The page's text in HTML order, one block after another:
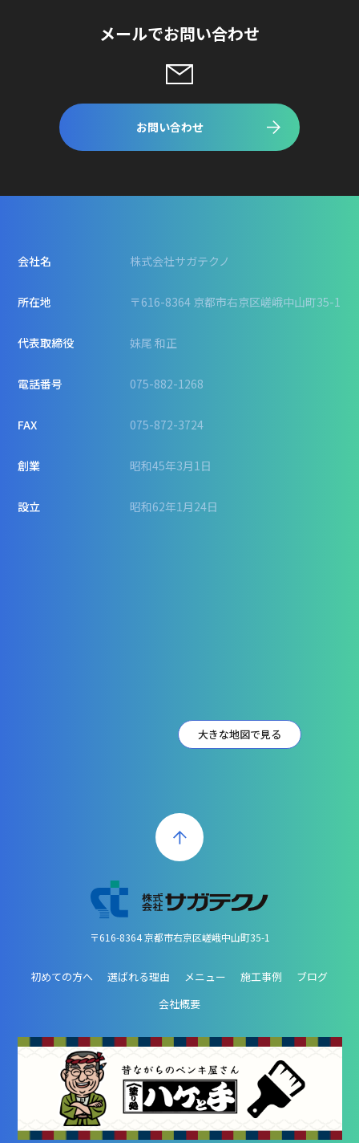
メールでお問い合わせ
お問い合わせ
会社名 株式会社サガテクノ
所在地 〒616-8364 京都市右京区嵯峨中山町35-1
代表取締役 妹尾 和正
電話番号 075-882-1268
FAX 075-872-3724
創業 昭和45年3月1日
設立 昭和62年1月24日
大きな地図で見る
〒616-8364 京都市右京区嵯峨中山町35-1
初めての方へ 選ばれる理由 メニュー 施工事例
ブログ
会社概要